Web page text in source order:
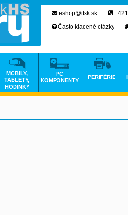
eshop@itsk.sk
Často kladené otázky
MOBILY,
TABLETY,
HODINKY
PC
KOMPONENTY
PERIFÉRIE